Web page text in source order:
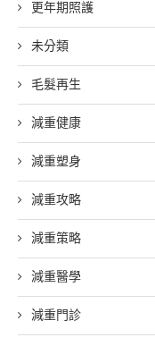
更年期照護
未分類
毛髮再生
減重健康
減重塑身
減重攻略
減重策略
減重醫學
減重門診